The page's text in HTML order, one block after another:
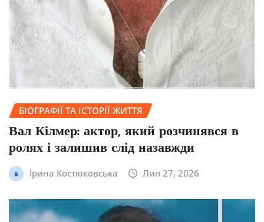
БІОГРАФІЇ ТА ІСТОРІЇ ЖИТТЯ
Вал Кілмер: актор, який розчинявся в
ролях і залишив слід назавжди
Ірина Костюковська Лип 27, 2026